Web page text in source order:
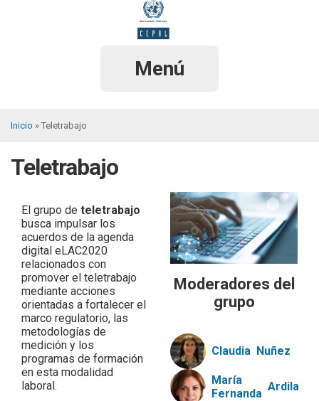
Menú
enlaces
ayuda
la
navegación
Inicio Teletrabajo
Teletrabajo
El grupo de teletrabajo
busca impulsar los
acuerdos de la agenda
digital eLAC2020
relacionados con
promover el teletrabajo
mediante acciones
orientadas a fortalecer el
marco regulatorio, las
metodologías de
medición y los
programas de formación
en esta modalidad
laboral.
Moderadores del
grupo
Claudia Nuñez
María
Fernanda Ardila